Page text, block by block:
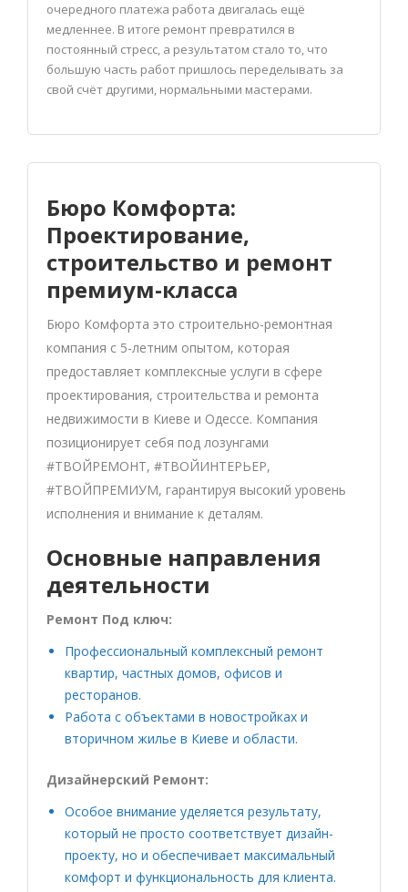
очередного платежа работа двигалась ещё
медленнее. В итоге ремонт превратился в
постоянный стресс, а результатом стало то, что
большую часть работ пришлось переделывать за
свой счёт другими, нормальными мастерами.
Бюро Комфорта:
Проектирование,
строительство и ремонт
премиум-класса
Бюро Комфорта это строительно-ремонтная
компания с 5-летним опытом, которая
предоставляет комплексные услуги в сфере
проектирования, строительства и ремонта
недвижимости в Киеве и Одессе. Компания
позиционирует себя под лозунгами
#ТВОЙРЕМОНТ, #ТВОЙИНТЕРЬЕР,
#ТВОЙПРЕМИУМ, гарантируя высокий уровень
исполнения и внимание к деталям.
Основные направления
деятельности
Ремонт Под ключ:
Профессиональный комплексный ремонт
квартир, частных домов, офисов и
ресторанов.
Работа с объектами в новостройках и
вторичном жилье в Киеве и области.
Дизайнерский Ремонт:
Особое внимание уделяется результату,
который не просто соответствует дизайн-
проекту, но и обеспечивает максимальный
комфорт и функциональность для клиента.